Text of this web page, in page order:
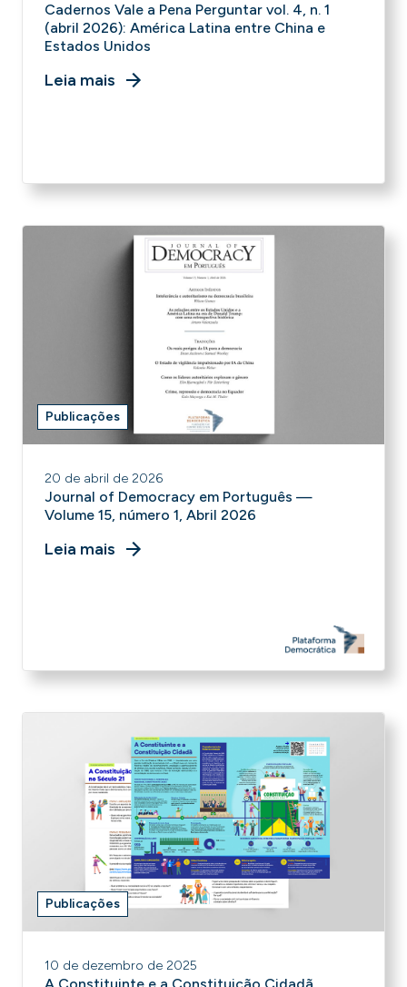
Cadernos Vale a Pena Perguntar vol. 4, n. 1
(abril 2026): América Latina entre China e
Estados Unidos
Leia mais
Publicações
20 de abril de 2026
Journal of Democracy em Português —
Volume 15, número 1, Abril 2026
Leia mais
Publicações
10 de dezembro de 2025